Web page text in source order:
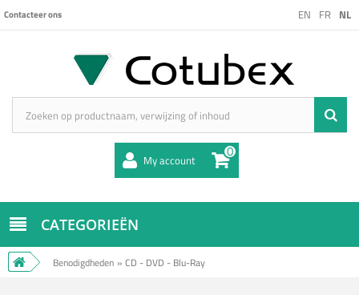
EN FR NL
Contacteer ons
My account 0
CATEGORIEËN
Benodigdheden » CD - DVD - Blu-Ray